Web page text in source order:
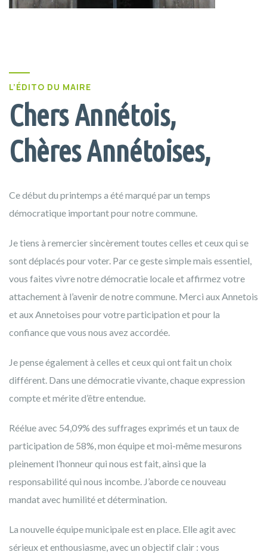
L’ÉDITO DU MAIRE
Chers Annétois,
Chères Annétoises,
Ce début du printemps a été marqué par un temps
démocratique important pour notre commune.
Je tiens à remercier sincèrement toutes celles et ceux qui se
sont déplacés pour voter. Par ce geste simple mais essentiel,
vous faites vivre notre démocratie locale et affirmez votre
attachement à l’avenir de notre commune. Merci aux Annetois
et aux Annetoises pour votre participation et pour la
confiance que vous nous avez accordée.
Je pense également à celles et ceux qui ont fait un choix
différent. Dans une démocratie vivante, chaque expression
compte et mérite d’être entendue.
Réélue avec 54,09% des suffrages exprimés et un taux de
participation de 58%, mon équipe et moi-même mesurons
pleinement l’honneur qui nous est fait, ainsi que la
responsabilité qui nous incombe. J’aborde ce nouveau
mandat avec humilité et détermination.
La nouvelle équipe municipale est en place. Elle agit avec
sérieux et enthousiasme, avec un objectif clair : vous